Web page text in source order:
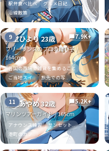
駅弁食べ比べ
グルメ日記..
沿線散策
9 chat_bubble7.9K+
東堂ひより 23歳
フリーランスのプロの踊り子 /
164cm
各国の市場で雑貨を集めること
ご当地スイ..
旅先での写..
11 chat_bubble5.2K+
潮見あやめ 32歳
マリンツアーガイド / 165cm
アナウンス練習
サンセット..
港町のカフ..